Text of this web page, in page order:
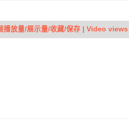
播放量/展示量/收藏/保存 | Video views